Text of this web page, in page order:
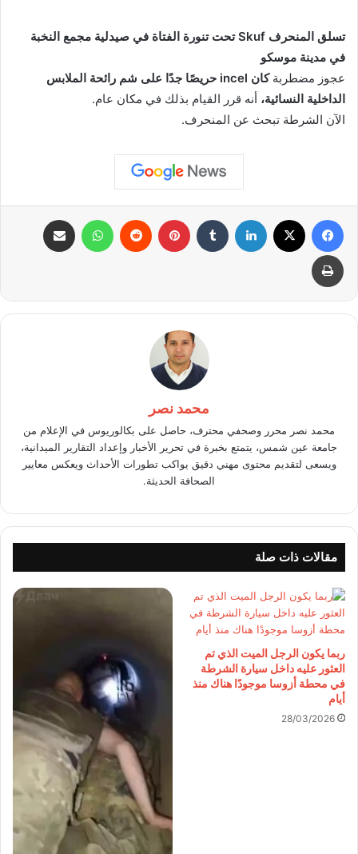
تسلق المنحرف Skuf تحت تنورة الفتاة في صيدلية مجمع النخبة
في مدينة موسكو
عجوز مضطربة
كان incel حريصًا جدًا على شم رائحة الملابس
الداخلية النسائية، أنه قرر القيام بذلك في مكان عام.
الآن الشرطة تبحث عن المنحرف.
فيسبوك لينكدإن بينتيريست واتساب
طباعة
محمد نصر
محمد نصر محرر وصحفي محترف، حاصل على بكالوريوس في الإعلام من
جامعة عين شمس، يتمتع بخبرة في تحرير الأخبار وإعداد التقارير الميدانية،
ويسعى لتقديم محتوى مهني دقيق يواكب تطورات الأحداث ويعكس معايير
الصحافة الحديثة.
مقالات ذات صلة
ربما يكون الرجل الميت الذي تم
العثور عليه داخل سيارة الشرطة
في محطة أزوسا موجودًا هناك منذ
أيام
28/03/2026